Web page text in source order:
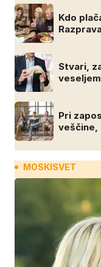
Kdo
Stvari,
Pri
veščine,
MOSKISVET